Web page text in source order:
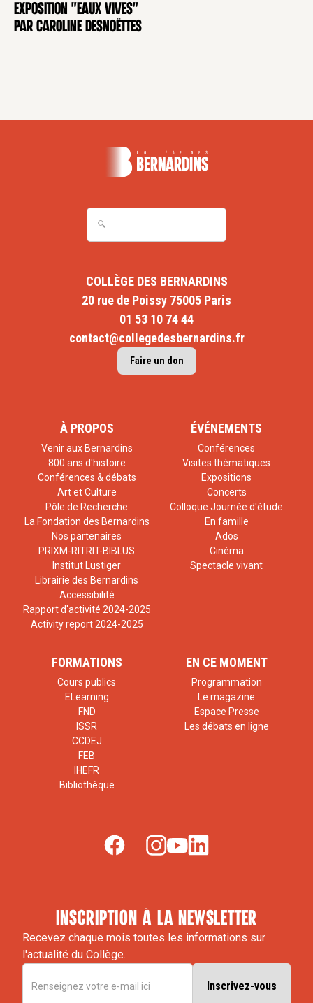
EXPOSITION
Exposition "Eaux Vives"
par Caroline Desnoëttes
COLLÈGE DES BERNARDINS
20 rue de Poissy 75005 Paris
01 53 10 74 44
contact@collegedesbernardins.fr
Faire un don
À PROPOS
Venir aux Bernardins
800 ans d'histoire
Conférences & débats
Art et Culture
Pôle de Recherche
La Fondation des Bernardins
Nos partenaires
PRIXM-RITRIT-BIBLUS
Institut Lustiger
Librairie des Bernardins
Accessibilité
Rapport d'activité 2024-2025
Activity report 2024-2025
ÉVÉNEMENTS
Conférences
Visites thématiques
Expositions
Concerts
Colloque Journée d'étude
En famille
Ados
Cinéma
Spectacle vivant
FORMATIONS
Cours publics
ELearning
FND
ISSR
CCDEJ
FEB
IHEFR
Bibliothèque
EN CE MOMENT
Programmation
Le magazine
Espace Presse
Les débats en ligne
inscription à la newsletter
Recevez chaque mois toutes les informations sur
l'actualité du Collège.